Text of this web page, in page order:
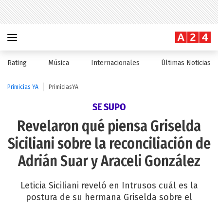
Rating Música Internacionales Últimas Noticias
Primicias YA PrimiciasYA
SE SUPO
Revelaron qué piensa Griselda
Siciliani sobre la reconciliación de
Adrián Suar y Araceli González
Leticia Siciliani reveló en Intrusos cuál es la
postura de su hermana Griselda sobre el